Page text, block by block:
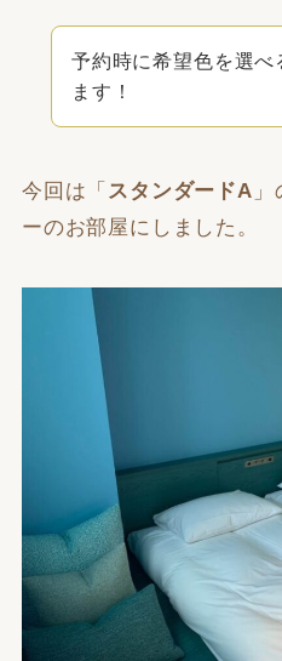
予約時に希望色を選べ
ます！
今回は「 スタンダードA 」
ーのお部屋にしました。